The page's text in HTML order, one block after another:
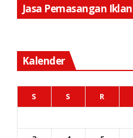
Jasa Pemasangan Iklan
Kalender
S S R